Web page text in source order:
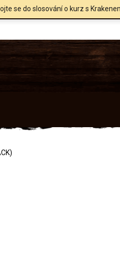
se do slosování o kurz s